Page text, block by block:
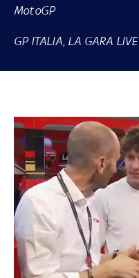
MotoGP
GP ITALIA, LA GARA LIVE